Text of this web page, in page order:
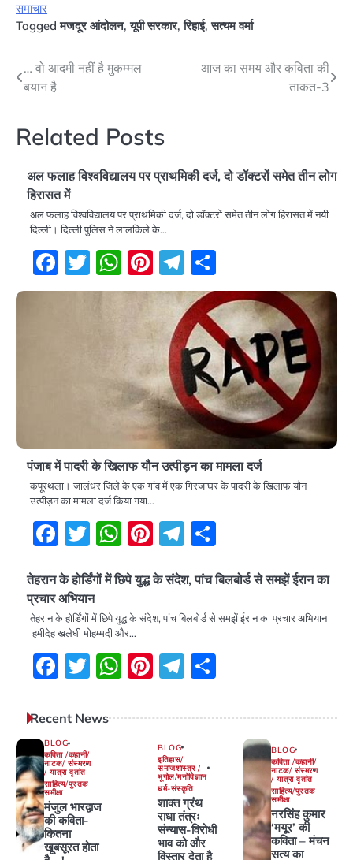
समाचार
Taggedमजदूर आंदोलन,यूपी सरकार,रिहाई,सत्यम वर्मा
Post
navigation
… वो आदमी नहीं है मुकम्मल
बयान है
आज का समय और कविता की
ताकत-3
Related Posts
अल फलाह विश्वविद्यालय पर प्राथमिकी दर्ज, दो डॉक्टरों समेत तीन लोग
हिरासत में
अल फलाह विश्वविद्यालय पर प्राथमिकी दर्ज, दो डॉक्टरों समेत तीन लोग हिरासत में नयी
दिल्ली। दिल्ली पुलिस ने लालकिले के…
Facebook
Twitter
WhatsApp
Pinterest
Telegram
पंजाब में पादरी के खिलाफ यौन उत्पीड़न का मामला दर्ज
कपूरथला। जालंधर जिले के एक गांव में एक गिरजाघर के पादरी के खिलाफ यौन
उत्पीड़न का मामला दर्ज किया गया…
Facebook
Twitter
WhatsApp
Pinterest
Telegram
तेहरान के होर्डिंगों में छिपे युद्ध के संदेश, पांच बिलबोर्ड से समझें ईरान का
प्रचार अभियान
तेहरान के होर्डिंगों में छिपे युद्ध के संदेश, पांच बिलबोर्ड से समझें ईरान का प्रचार अभियान
हमीदेह खलेघी मोहम्मदी और…
Facebook
Twitter
WhatsApp
Pinterest
Telegram
Recent News
BLOG
कविता /कहानी/
नाटक/ संस्मरण
/ यात्रा वृतांत
साहित्य/पुस्तक
समीक्षा
मंजुल भारद्वाज
की कविता-
कितना
खूबसूरत होता
BLOG
इतिहास/
समाजशास्त्र /
भूगोल/मनोविज्ञान
धर्म-संस्कृति
शाक्त ग्रंथ
राधा तंत्रः
संन्यास-विरोधी
भाव को और
विस्तार देता है
BLOG
कविता /कहानी/
नाटक/ संस्मरण
/ यात्रा वृतांत
साहित्य/पुस्तक
समीक्षा
नरसिंह कुमार
‘मयूर’ की
कविता – मंचन
सत्य का